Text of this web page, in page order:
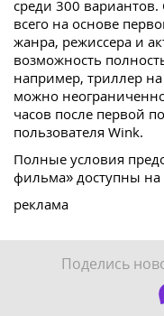
среди 300
всего на основе
жанра, режиссера и
возможность
например, триллер
можно
часов после первой
пользователя Wink.
Полные условия
фильма» доступны на
реклама
Поделись